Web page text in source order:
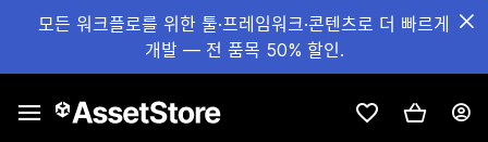
모든 워크플로를 위한 툴·프레임워크·콘텐츠로 더 빠르게
개발 — 전 품목 50% 할인.